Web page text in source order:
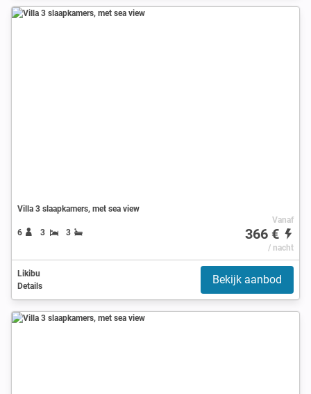
Villa 3 slaapkamers, met sea view
6 3 3
Vanaf
366 €
/ nacht
Likibu
Details
Bekijk aanbod